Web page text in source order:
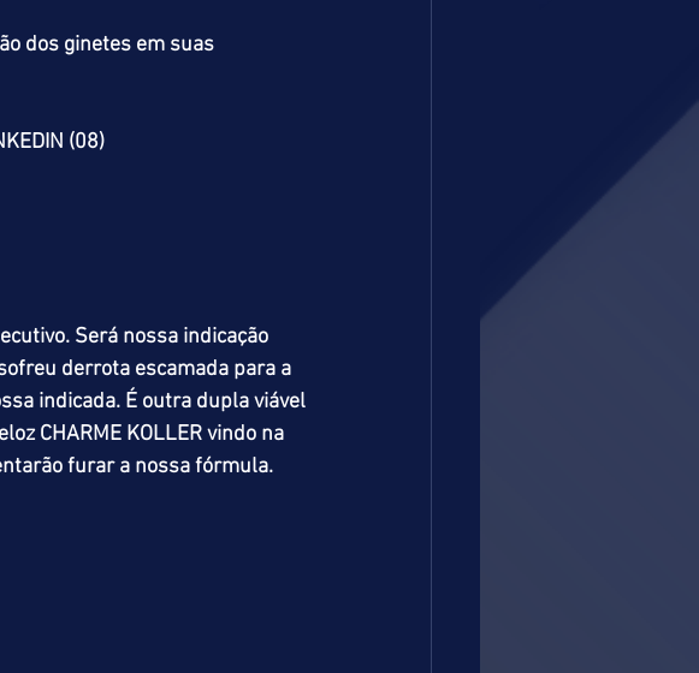
dos ginetes em suas
(08)
Será nossa indicação
derrota escamada para a
indicada. É outra dupla viável
CHARME KOLLER vindo na
furar a nossa fórmula.